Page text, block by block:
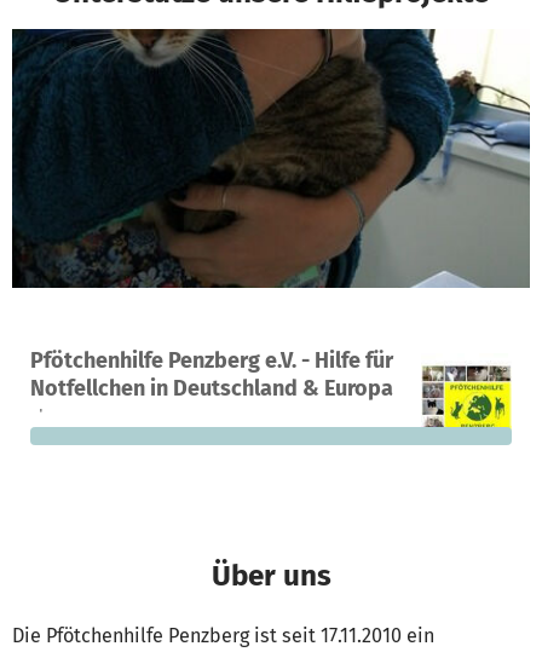
Pfötchenhilfe Penzberg e.V. - Hilfe für
Notfellchen in Deutschland & Europa
Ein Projekt in Kochel am See, Deutschland
0 0 % 650 €
fehlen noch
Über uns
Die Pfötchenhilfe Penzberg ist seit 17.11.2010 ein